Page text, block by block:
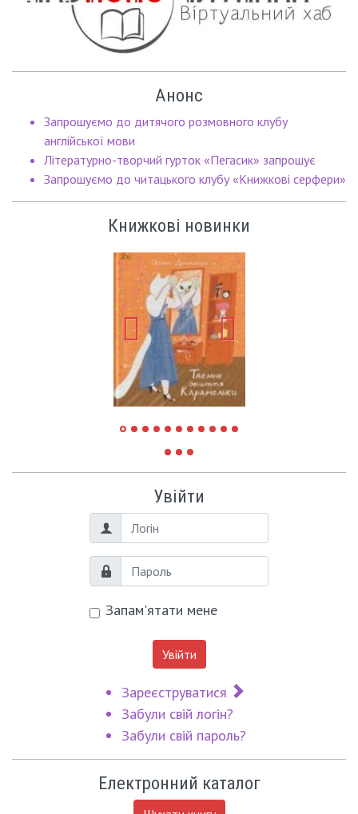
Анонс
Запрошуємо до дитячого розмовного клубу
англійської мови
Літературно-творчий гурток «Пегасик» запрошує
Запрошуємо до читацького клубу «Книжкові серфери»
Книжкові новинки
Увійти
Логін
Пароль
Запам'ятати мене
Увійти
Зареєструватися
Забули свій логін?
Забули свій пароль?
Електронний каталог